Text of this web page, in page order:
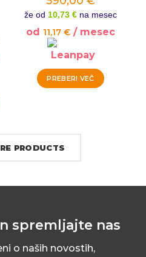
že od 10,73 € na mesec
od 11,17 € / mesec
PREBERI VEČ
PRODUCTS
spremljajte nas
o naših novostih,